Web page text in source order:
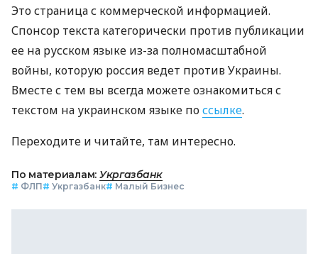
Это страница с коммерческой информацией.
Спонсор текста категорически против публикации
ее на русском языке из-за полномасштабной
войны, которую россия ведет против Украины.
Вместе с тем вы всегда можете ознакомиться с
текстом на украинском языке поссылке.
Переходите и читайте, там интересно.
По материалам: Укргазбанк
# ФЛП# Укргазбанк# Малый Бизнес